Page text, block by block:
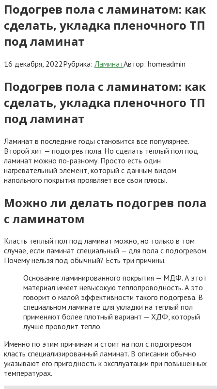
Подогрев пола с ламинатом: как
сделать, укладка пленочного ТП
под ламинат
16 декабря, 2022Рубрика: ЛаминатАвтор: homeadmin
Подогрев пола с ламинатом: как
сделать, укладка пленочного ТП
под ламинат
Ламинат в последние годы становится все популярнее.
Второй хит — подогрев пола. Но сделать теплый пол под
ламинат можно по-разному. Просто есть один
нагревательный элемент, который с данным видом
напольного покрытия проявляет все свои плюсы.
Можно ли делать подогрев пола
с ламинатом
Класть теплый пол под ламинат можно, но только в том
случае, если ламинат специальный — для пола с подогревом.
Почему нельзя под обычный? Есть три причины.
Основание ламинированного покрытия — МДФ. А этот
материал имеет невысокую теплопроводность. А это
говорит о малой эффективности такого подогрева. В
специальном ламинате для укладки на теплый пол
применяют более плотный вариант — ХДФ, который
лучше проводит тепло.
Именно по этим причинам и стоит на пол с подогревом
класть специализированный ламинат. В описании обычно
указывают его пригодность к эксплуатации при повышенных
температурах.